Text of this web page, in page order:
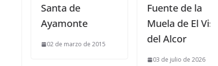
Santa de
Ayamonte
02 de marzo de 2015
Fuente de la
Muela de El Viso
del Alcor
03 de julio de 2026